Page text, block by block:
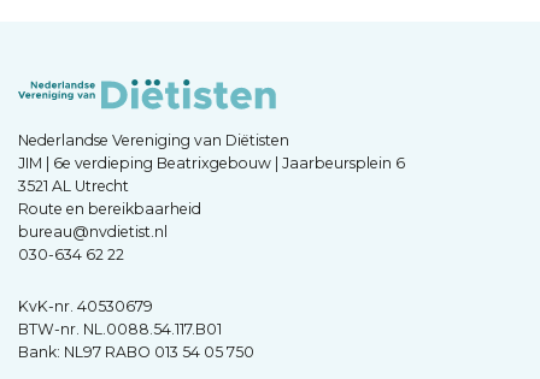
Nederlandse Vereniging van Diëtisten
JIM | 6e verdieping Beatrixgebouw | Jaarbeursplein 6
3521 AL Utrecht
Route en bereikbaarheid
bureau@nvdietist.nl
030-634 62 22
KvK-nr. 40530679
BTW-nr. NL.0088.54.117.B01
Bank: NL97 RABO 013 54 05 750